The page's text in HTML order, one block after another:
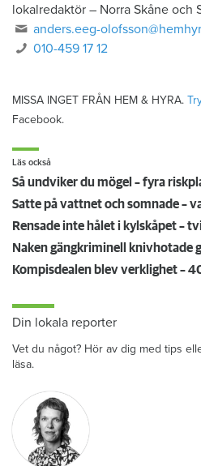
lokalredaktör – Norra Skåne och
anders.eeg-
010-459 17 12
MISSA INGET FRÅN HEM & HYRA.
Facebook.
Läs också
Din lokala reporter
Vet du något? Hör av dig med tips
läsa.